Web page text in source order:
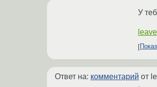
У
leave
Ответ на: комментарий от